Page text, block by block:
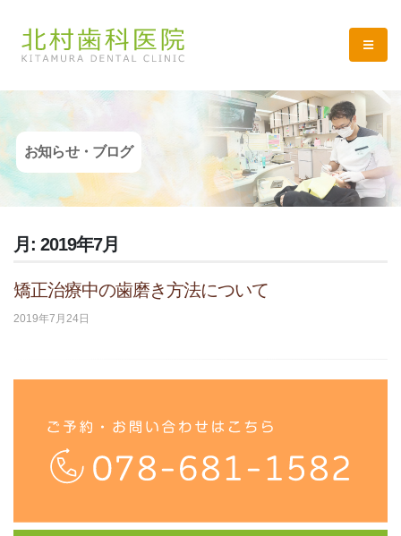
お知らせ・ブログ
月: 2019年7月
矯正治療中の歯磨き方法について
2019年7月24日